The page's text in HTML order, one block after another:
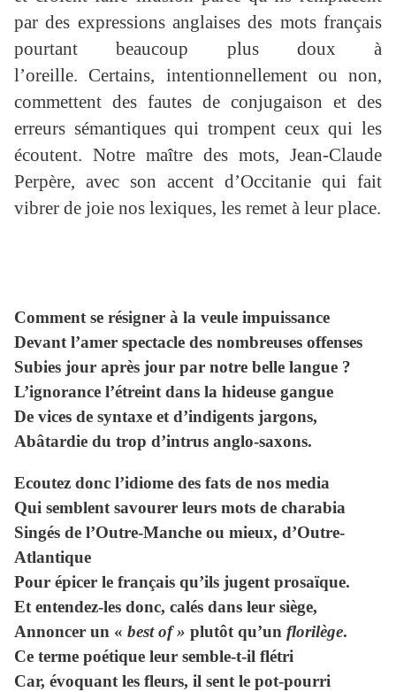
par des expressions anglaises des mots français
pourtant beaucoup plus doux à
l’oreille. Certains, intentionnellement ou non,
commettent des fautes de conjugaison et des
erreurs sémantiques qui trompent ceux qui les
écoutent. Notre maître des mots, Jean-Claude
Perpère, avec son accent d’Occitanie qui fait
vibrer de joie nos lexiques, les remet à leur place.
Comment se résigner à la veule impuissance
Devant l’amer spectacle des nombreuses offenses
Subies jour après jour par notre belle langue ?
L’ignorance l’étreint dans la hideuse gangue
De vices de syntaxe et d’indigents jargons,
Abâtardie du trop d’intrus anglo-saxons.
Ecoutez donc l’idiome des fats de nos media
Qui semblent savourer leurs mots de charabia
Singés de l’Outre-Manche ou mieux, d’Outre-
Atlantique
Pour épicer le français qu’ils jugent prosaïque.
Et entendez-les donc, calés dans leur siège,
Annoncer un « best of » plutôt qu’un florilège.
Ce terme poétique leur semble-t-il flétri
Car, évoquant les fleurs, il sent le pot-pourri